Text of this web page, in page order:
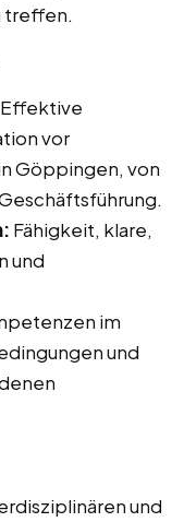
treffen.
Effektive
vor
Göppingen, von
Fähigkeit, klare,
und
im
und
und